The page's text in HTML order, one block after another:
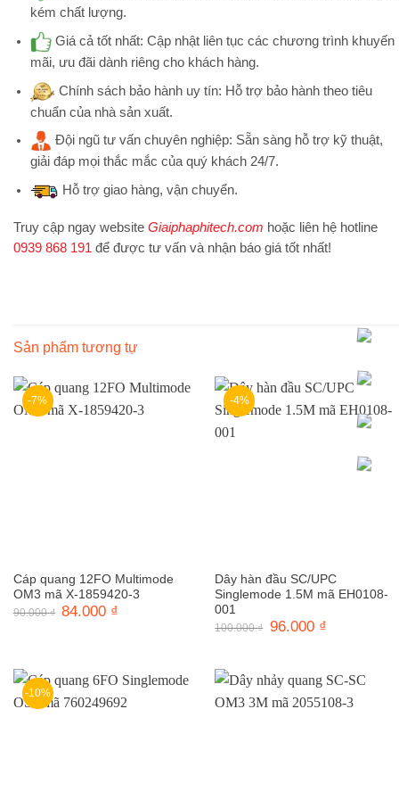
kém chất lượng.
Giá cả tốt nhất: Cập nhật liên tục các chương trình khuyến
mãi, ưu đãi dành riêng cho khách hàng.
Chính sách bảo hành uy tín: Hỗ trợ bảo hành theo tiêu
chuẩn của nhà sản xuất.
Đội ngũ tư vấn chuyên nghiệp: Sẵn sàng hỗ trợ kỹ thuật,
giải đáp mọi thắc mắc của quý khách 24/7.
Hỗ trợgiao hàng, vận chuyển.
Truy cập ngay website Giaiphaphitech.com hoặc liên hệ hotline
0939 868 191 để được tư vấn và nhận báo giá tốt nhất!
Sản phẩm tương tự
-7%
Cáp quang 12FO Multimode
OM3 mã X-1859420-3
90.000₫ Giá
84.000 ₫
-4%
Dây hàn đầu SC/UPC
Singlemode 1.5M mã EH0108-
001
100.000₫ Giá
96.000 ₫
-10%